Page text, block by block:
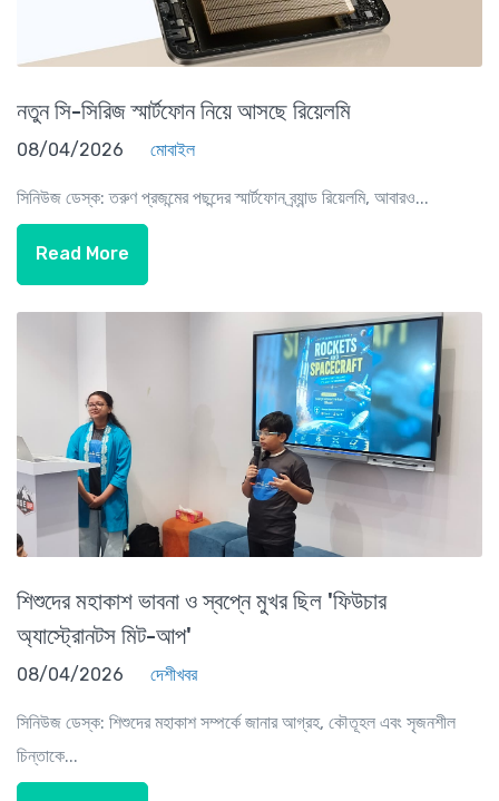
নতুন সি-সিরিজ স্মার্টফোন নিয়ে আসছে রিয়েলমি
08/04/2026 মোবাইল
সিনিউজ ডেস্ক: তরুণ প্রজন্মের পছন্দের স্মার্টফোন ব্র্যান্ড রিয়েলমি, আবারও...
Read More
শিশুদের মহাকাশ ভাবনা ও স্বপ্নে মুখর ছিল 'ফিউচার
অ্যাস্ট্রোনটস মিট-আপ'
08/04/2026 দেশীখবর
সিনিউজ ডেস্ক: শিশুদের মহাকাশ সম্পর্কে জানার আগ্রহ, কৌতূহল এবং সৃজনশীল
চিন্তাকে...